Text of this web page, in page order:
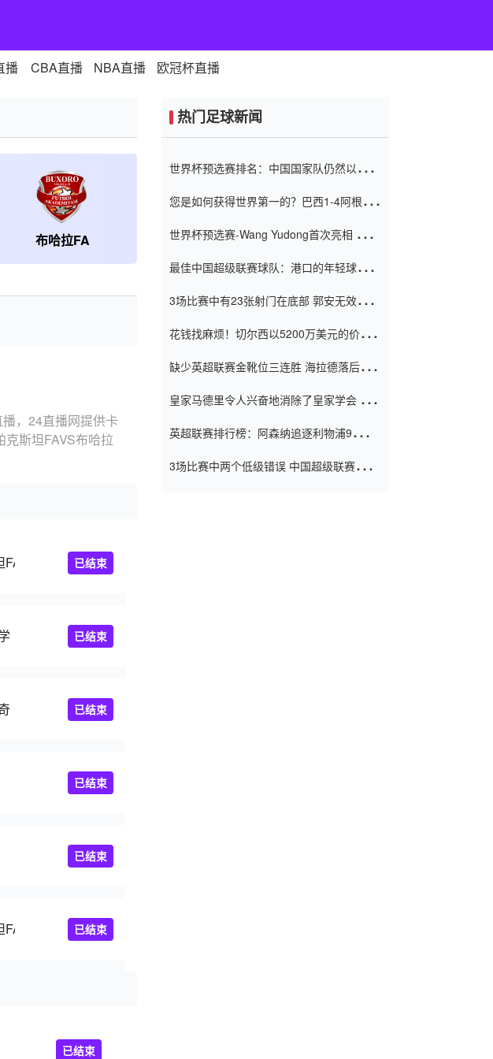
播 CBA直播 NBA直播 欧冠杯直播
布哈拉FA
，24直播网提供卡
斯坦FAVS布哈拉
已结束
已结束
已结束
已结束
已结束
已结束
已结束
热门足球新闻
世界杯预选赛排名：中国国家队仍然以6分
您是如何获得世界第一的？巴西1-4阿根
世界杯预选赛-Wang Yudong首次亮相 中国
最佳中国超级联赛球队：港口的年轻球员在
（Taishan）
3场比赛中有23张射门在底部 郭安无效传球
花钱找麻烦！切尔西以5200万美元的价格
窗口
缺少英超联赛金靴位三连胜 海拉德落后6球
皇家马德里令人兴奋地消除了皇家学会 安
英超联赛排行榜：阿森纳追逐利物浦9分 曼
3场比赛中两个低级错误 中国超级联赛的前